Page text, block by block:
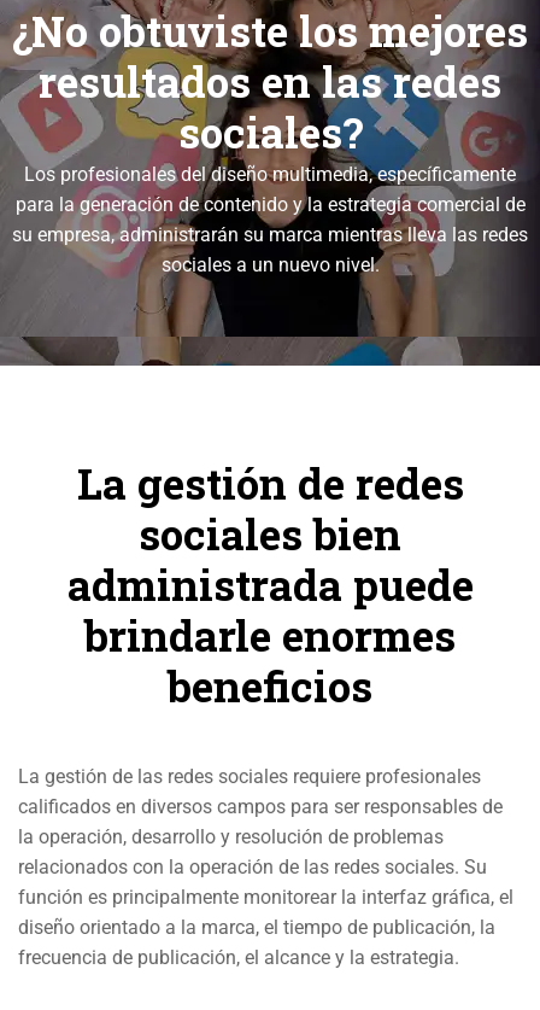
¿No obtuviste los mejores
resultados en las redes
sociales?
Los profesionales del diseño multimedia, específicamente
para la generación de contenido y la estrategia comercial de
su empresa, administrarán su marca mientras lleva las redes
sociales a un nuevo nivel.
La gestión de redes
sociales bien
administrada puede
brindarle enormes
beneficios
La gestión de las redes sociales requiere profesionales
calificados en diversos campos para ser responsables de
la operación, desarrollo y resolución de problemas
relacionados con la operación de las redes sociales. Su
función es principalmente monitorear la interfaz gráfica, el
diseño orientado a la marca, el tiempo de publicación, la
frecuencia de publicación, el alcance y la estrategia.